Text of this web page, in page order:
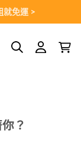
就免運 >
？